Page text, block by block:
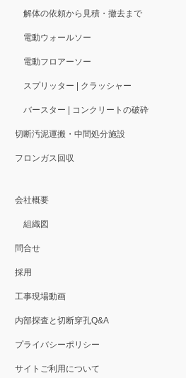
解体の依頼から見積・撤去まで
電動ウォールソー
電動フロアーソー
スプリッター | クラッシャー
バースター | コンクリートの破砕
切断汚泥運搬・中間処分施設
フロンガス回収
会社概要
組織図
問合せ
採用
工事現場動画
内部探査と切断穿孔Q&A
プライバシーポリシー
サイトご利用について